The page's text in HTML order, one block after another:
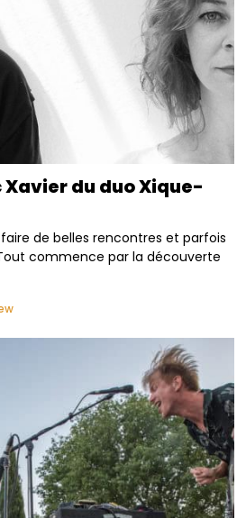
du duo Xique-
de belles rencontres et parfois
commence par la découverte